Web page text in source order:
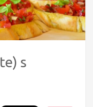
s